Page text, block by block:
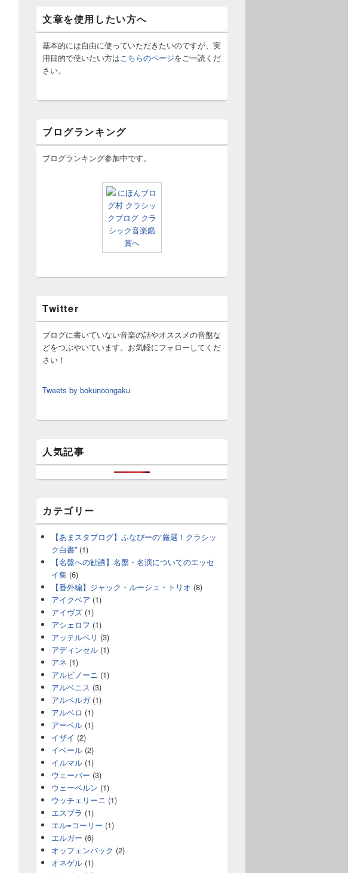
文章を使用したい方へ
基本的には自由に使っていただきたいのですが、実
用目的で使いたい方は こちらのページをご一読くだ
さい。
ブログランキング
ブログランキング参加中です。
Twitter
ブログに書いていない音楽の話やオススメの音盤な
どをつぶやいています。お気軽にフォローしてくだ
さい！
Tweets by bokunoongaku
人気記事
カテゴリー
【あまスタブログ】ふなぴーの“厳選！クラシッ
ク白書” (1)
【名盤への勧誘】名盤・名演についてのエッセ
イ集 (6)
【番外編】ジャック・ルーシェ・トリオ (8)
アイクベア (1)
アイヴズ (1)
アシェロフ (1)
アッテルベリ (3)
アディンセル (1)
アネ (1)
アルビノーニ (1)
アルベニス (3)
アルベルガ(1)
アルベロ (1)
アーベル (1)
イザイ (2)
イベール (2)
イルマル (1)
ウェーバー (3)
ウェーベルン (1)
ウッチェリーニ (1)
エスプラ (1)
エル=コーリー (1)
エルガー (6)
オッフェンバック (2)
オネゲル (1)